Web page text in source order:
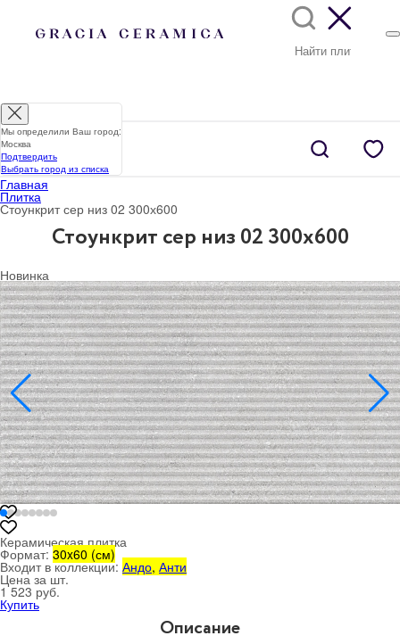
Главная
Плитка
Стоункрит сер низ 02 300х600
Стоункрит сер низ 02 300х600
Новинка
Керамическая плитка
Формат: 30x60 (см)
Входит в коллекции: Андо, Анти
Цена за шт.
1 523 руб.
Купить
Описание
Мы определили Ваш город:
Москва
Подтвердить
Выбрать город из списка